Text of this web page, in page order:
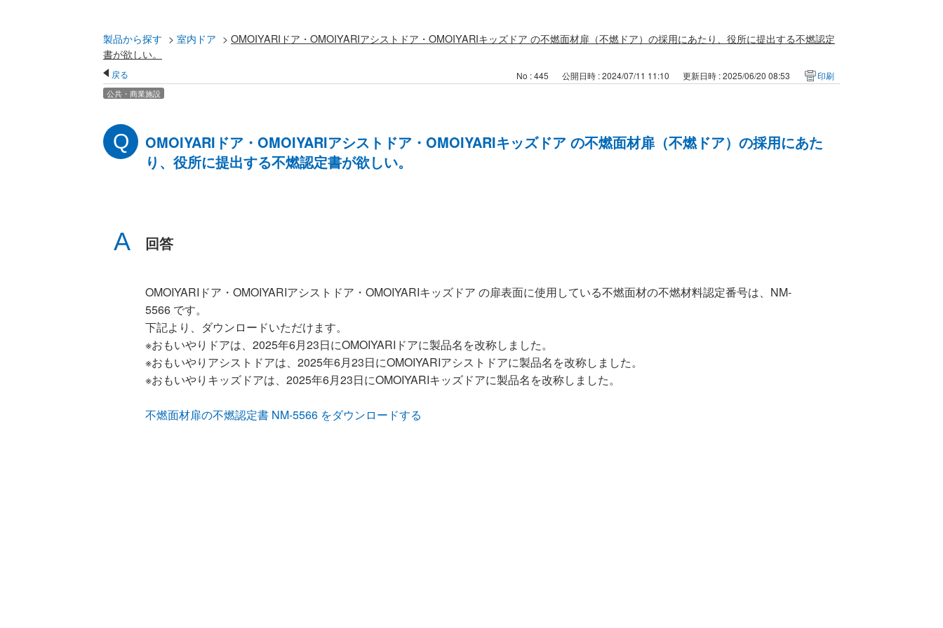
製品から探す > 室内ドア > OMOIYARIドア・OMOIYARIアシストドア・OMOIYARIキッズドア の不燃面材扉（不燃ドア）の採用にあたり、役所に提出する不燃認定
書が欲しい。
戻る No : 445 公開日時 : 2024/07/11 11:10 更新日時 : 2025/06/20 08:53 印刷
公共・商業施設
OMOIYARIドア・OMOIYARIアシストドア・OMOIYARIキッズドア の不燃面材扉（不燃ドア）の採用にあた
り、役所に提出する不燃認定書が欲しい。
回答
OMOIYARIドア・OMOIYARIアシストドア・OMOIYARIキッズドア の扉表面に使用している不燃面材の不燃材料認定番号は、NM-
5566 です。
下記より、ダウンロードいただけます。
※おもいやりドアは、2025年6月23日にOMOIYARIドアに製品名を改称しました。
※おもいやりアシストドアは、2025年6月23日にOMOIYARIアシストドアに製品名を改称しました。
※おもいやりキッズドアは、2025年6月23日にOMOIYARIキッズドアに製品名を改称しました。
不燃面材扉の不燃認定書 NM-5566 をダウンロードする